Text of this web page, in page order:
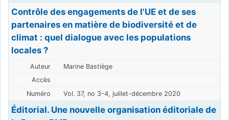
Contrôle des engagements de l'UE et de ses
partenaires en matière de biodiversité et de
climat : quel dialogue avec les populations
locales ?
Marine Bastiège
Vol. 37, no 3-4, juillet-décembre 2020
Éditorial. Une nouvelle organisation éditoriale de